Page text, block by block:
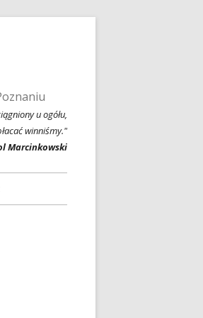
u ogółu,
winniśmy."
Marcinkowski